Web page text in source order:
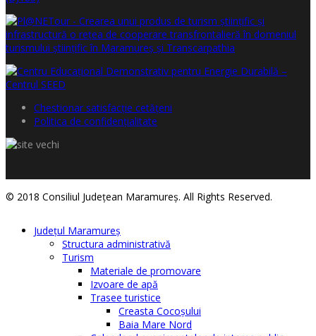
Chestionar satisfacţie cetăţeni
Politica de confidențialitate
© 2018 Consiliul Judeţean Maramureş. All Rights Reserved.
Judeţul Maramureş
Structura administrativă
Turism
Materiale de promovare
Izvoare de apă
Trasee turistice
Creasta Cocoșului
Baia Mare Nord